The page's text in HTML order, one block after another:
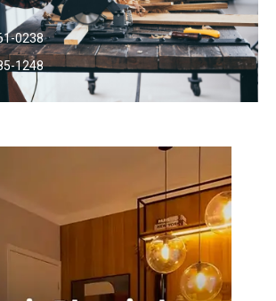
0238
1248